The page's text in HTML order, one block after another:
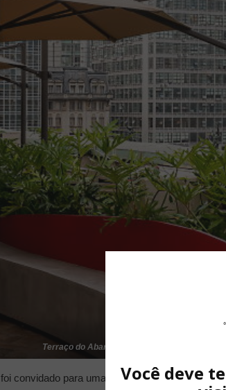
Terraço do Abaru
foi convidado para uma mesa exclusiva no
Você deve